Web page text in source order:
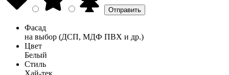
Фасад
на выбор (ДСП, МДФ ПВХ и др.)
Цвет
Белый
Стиль
Хай-тек